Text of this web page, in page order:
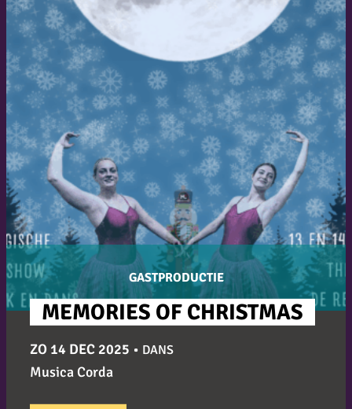
GASTPRODUCTIE
ZO 14 DEC 2025 • DANS
MEMORIES OF CHRISTMAS
Musica Corda